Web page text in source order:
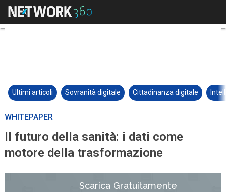
Ultimi articoli Sovranità digitale Cittadinanza digitale
WHITEPAPER
Il futuro della sanità: i dati come
motore della trasformazione
Scarica Gratuitamente